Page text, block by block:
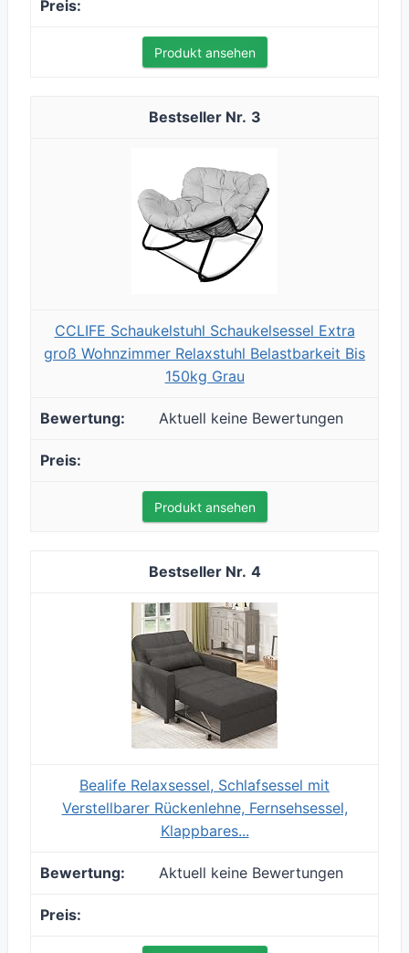
Produkt ansehen
3
CCLIFE Schaukelstuhl Schaukelsessel Extra
groß Wohnzimmer Relaxstuhl Belastbarkeit Bis
150kg Grau
Aktuell keine Bewertungen
Produkt ansehen
4
Bealife Relaxsessel, Schlafsessel mit
Verstellbarer Rückenlehne, Fernsehsessel,
Klappbares...
Aktuell keine Bewertungen